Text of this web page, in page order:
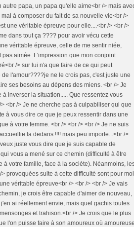
autre papa, un papa qu'elle aime<br /> mais
à composer du fait de sa nouvelle vie<br />
une véritable épreuve pour elle....<br /> <br />
dans tout ça ???? pour avoir vécu cette
véritable épreuve, celle de me sentir niée,
pas aimée. L'impression que mon conjoint
/> sur lui n'a que faire de ce qui peut
de l'amour????je ne le crois pas, c'est juste une
ses besoins au dépens des miens. <br /> Je
à inverser la situation..... Que ressentez vous
<br /> Je ne cherche pas à culpabiliser qui que
à vous dire ce que je peux ressentir dans une
à votre femme. <br /> <br /> <br /> Je ne suis
la dedans !!!! mais peu importe...<br />
juste vous dire que je suis capable de
vous a mené sur ce chemin (difficulté à être
à votre famille, face à la sociéte). Néanmoins,
provoquées suite à cette difficulté sont pour moi
véritable épreuve<br /> <br /> <br /> Je vais
je crois être capable d'aimer de nouveau,
ai réellement envie, mais quel gachis toutes
et trahison.<br /> Je crois que le plus
l'on puisse faire à son amoureux où amoureuse,